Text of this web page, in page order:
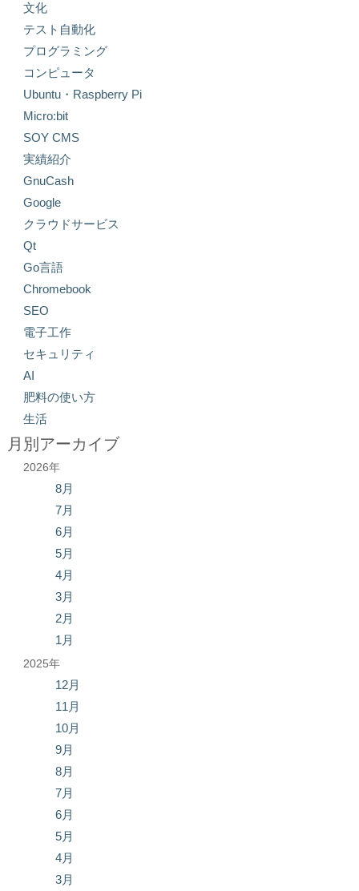
文化
テスト自動化
プログラミング
コンピュータ
Ubuntu・Raspberry Pi
Micro:bit
SOY CMS
実績紹介
GnuCash
Google
クラウドサービス
Qt
Go言語
Chromebook
SEO
電子工作
セキュリティ
AI
肥料の使い方
生活
月別アーカイブ
2026年
8月
7月
6月
5月
4月
3月
2月
1月
2025年
12月
11月
10月
9月
8月
7月
6月
5月
4月
3月